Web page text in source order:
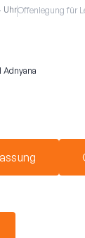
UhrOffenlegung für
Adnyana